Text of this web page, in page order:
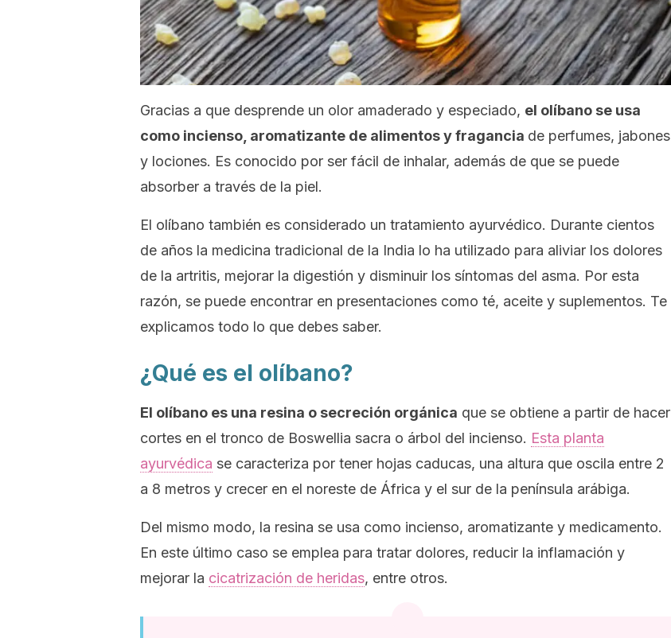
Gracias a que desprende un olor amaderado y especiado, el olíbano se usa
como incienso, aromatizante de alimentos y fragancia de perfumes, jabones
y lociones. Es conocido por ser fácil de inhalar, además de que se puede
absorber a través de la piel.
El olíbano también es considerado un tratamiento ayurvédico. Durante cientos
de años la medicina tradicional de la India lo ha utilizado para aliviar los dolores
de la artritis, mejorar la digestión y disminuir los síntomas del asma. Por esta
razón, se puede encontrar en presentaciones como té, aceite y suplementos. Te
explicamos todo lo que debes saber.
¿Qué es el olíbano?
El olíbano es una resina o secreción orgánica que se obtiene a partir de hacer
cortes en el tronco de Boswellia sacra o árbol del incienso. Esta planta
ayurvédica se caracteriza por tener hojas caducas, una altura que oscila entre 2
a 8 metros y crecer en el noreste de África y el sur de la península arábiga.
Del mismo modo, la resina se usa como incienso, aromatizante y medicamento.
En este último caso se emplea para tratar dolores, reducir la inflamación y
mejorar la cicatrización de heridas, entre otros.